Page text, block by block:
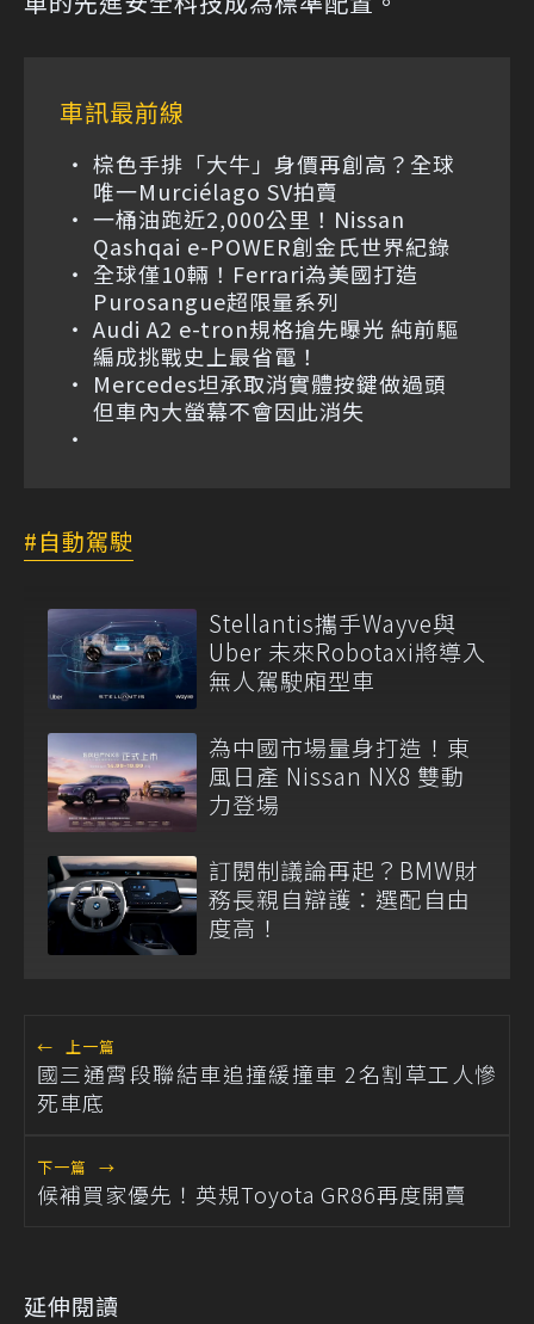
車訊最前線
棕色手排「大牛」身價再創高？全球
唯一Murciélago SV拍賣
一桶油跑近2,000公里！Nissan
Qashqai e-POWER創金氏世界紀錄
全球僅10輛！Ferrari為美國打造
Purosangue超限量系列
Audi A2 e-tron規格搶先曝光 純前驅
編成挑戰史上最省電！
Mercedes坦承取消實體按鍵做過頭
但車內大螢幕不會因此消失
自動駕駛
Stellantis攜手Wayve與
Uber 未來Robotaxi將導入
無人駕駛廂型車
為中國市場量身打造！東
風日產 Nissan NX8 雙動
力登場
訂閱制議論再起？BMW財
務長親自辯護：選配自由
度高！
← 上一篇
國三通霄段聯結車追撞緩撞車 2名割草工人慘
死車底
下一篇 →
候補買家優先！英規Toyota GR86再度開賣
延伸閱讀